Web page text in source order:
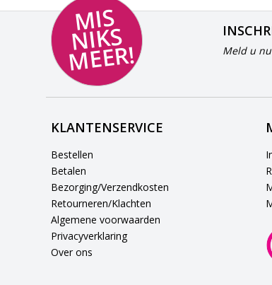
MI
S
NI
K
S
M
E
E
R! Meld u
KLANTENSERVICE
Bestellen
Betalen
Bezorging/Verzendkosten
Retourneren/Klachten
Algemene voorwaarden
Privacyverklaring
Over ons